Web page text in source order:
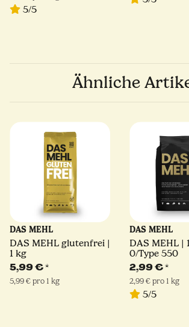
5/5
Ähnliche
DAS MEHL
DAS MEHL glutenfrei |
1 kg
5,99 €*
5,99 € pro 1 kg
DAS MEHL
DAS MEHL |
0/Type 550
2,99 €*
2,99 € pro 1 kg
5/5